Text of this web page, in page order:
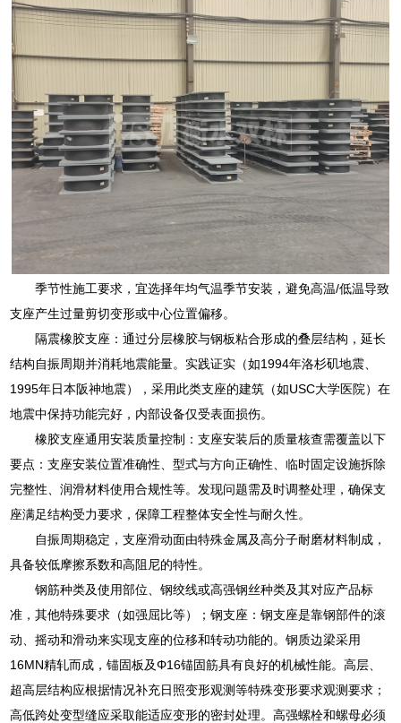
季节性施工要求，宜选择年均气温季节安装，避免高温/低温导致
支座产生过量剪切变形或中心位置偏移。
隔震橡胶支座：通过分层橡胶与钢板粘合形成的叠层结构，延长
结构自振周期并消耗地震能量。实践证实（如1994年洛杉矶地震、
1995年日本阪神地震），采用此类支座的建筑（如USC大学医院）在
地震中保持功能完好，内部设备仅受表面损伤。
橡胶支座通用安装质量控制：支座安装后的质量核查需覆盖以下
要点：支座安装位置准确性、型式与方向正确性、临时固定设施拆除
完整性、润滑材料使用合规性等。发现问题需及时调整处理，确保支
座满足结构受力要求，保障工程整体安全性与耐久性。
自振周期稳定，支座滑动面由特殊金属及高分子耐磨材料制成，
具备较低摩擦系数和高阻尼的特性。
钢筋种类及使用部位、钢绞线或高强钢丝种类及其对应产品标
准，其他特殊要求（如强屈比等）；钢支座：钢支座是靠钢部件的滚
动、摇动和滑动来实现支座的位移和转动功能的。钢质边梁采用
16MN精轧而成，锚固板及Φ16锚固筋具有良好的机械性能。高层、
超高层结构应根据情况补充日照变形观测等特殊变形要求观测要求；
高低跨处变型缝应采取能适应变形的密封处理。高强螺栓和螺母必须